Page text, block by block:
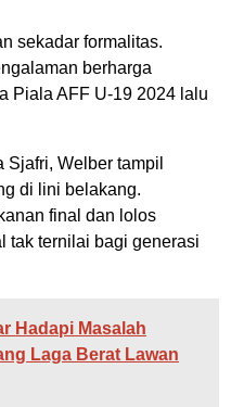
sekadar formalitas.
berharga
Piala AFF U-19 2024 lalu
Welber tampil
di lini belakang.
final dan lolos
tak ternilai bagi generasi
Hadapi Masalah
Laga Berat Lawan